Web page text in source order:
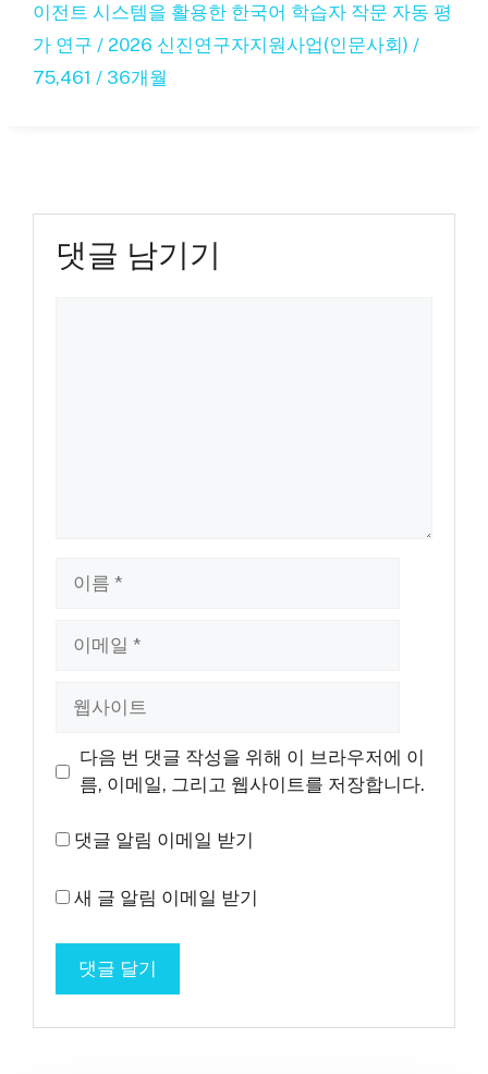
이전트 시스템을 활용한 한국어 학습자 작문 자동 평
가 연구 / 2026 신진연구자지원사업(인문사회) /
75,461 / 36개월
댓글 남기기
트
다음 번 댓글 작성을 위해 이 브라우저에 이
름, 이메일, 그리고 웹사이트를 저장합니다.
댓글 알림 이메일 받기
새 글 알림 이메일 받기